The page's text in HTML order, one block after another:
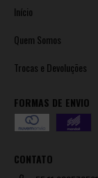
Início
Quem Somos
Trocas e Devoluções
FORMAS DE ENVIO
CONTATO